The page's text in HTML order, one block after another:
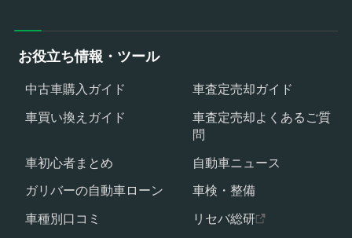
お役立ち情報・ツール
中古車購入ガイド
車査定売却ガイド
車買い換えガイド
車査定売却よくあるご質
問
車初心者まとめ
自動車ニュース
ガリバーの自動車ローン
車検・整備
車種別口コミ
リセバ総研